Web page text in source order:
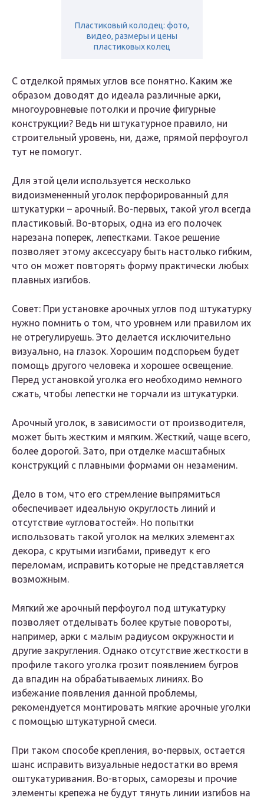
Пластиковый колодец: фото,
видео, размеры и цены
пластиковых колец
С отделкой прямых углов все понятно. Каким же
образом доводят до идеала различные арки,
многоуровневые потолки и прочие фигурные
конструкции? Ведь ни штукатурное правило, ни
строительный уровень, ни, даже, прямой перфоугол
тут не помогут.
Для этой цели используется несколько
видоизмененный уголок перфорированный для
штукатурки – арочный. Во-первых, такой угол всегда
пластиковый. Во-вторых, одна из его полочек
нарезана поперек, лепестками. Такое решение
позволяет этому аксессуару быть настолько гибким,
что он может повторять форму практически любых
плавных изгибов.
Совет: При установке арочных углов под штукатурку
нужно помнить о том, что уровнем или правилом их
не отрегулируешь. Это делается исключительно
визуально, на глазок. Хорошим подспорьем будет
помощь другого человека и хорошее освещение.
Перед установкой уголка его необходимо немного
сжать, чтобы лепестки не торчали из штукатурки.
Арочный уголок, в зависимости от производителя,
может быть жестким и мягким. Жесткий, чаще всего,
более дорогой. Зато, при отделке масштабных
конструкций с плавными формами он незаменим.
Дело в том, что его стремление выпрямиться
обеспечивает идеальную округлость линий и
отсутствие «угловатостей». Но попытки
использовать такой уголок на мелких элементах
декора, с крутыми изгибами, приведут к его
переломам, исправить которые не представляется
возможным.
Мягкий же арочный перфоугол под штукатурку
позволяет отделывать более крутые повороты,
например, арки с малым радиусом окружности и
другие закругления. Однако отсутствие жесткости в
профиле такого уголка грозит появлением бугров
да впадин на обрабатываемых линиях. Во
избежание появления данной проблемы,
рекомендуется монтировать мягкие арочные уголки
с помощью штукатурной смеси.
При таком способе крепления, во-первых, остается
шанс исправить визуальные недостатки во время
оштукатуривания. Во-вторых, саморезы и прочие
элементы крепежа не будут тянуть линии изгибов на